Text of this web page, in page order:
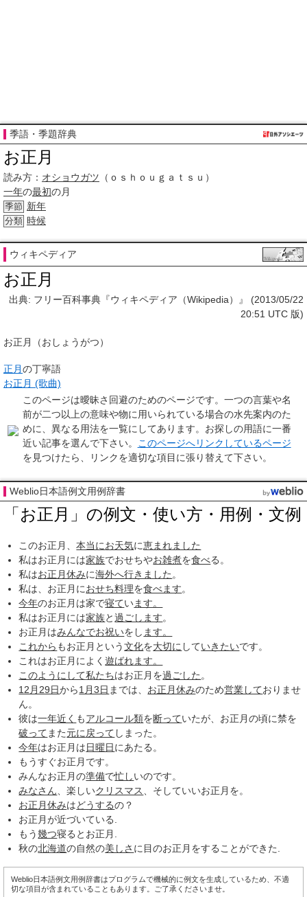
季語・季題辞典
お正月
読み方： オショウガツ （ｏｓｈｏｕｇａｔｓｕ）
一年の最初の月
季節 新年
分類 時候
ウィキペディア
お正月
出典: フリー百科事典『ウィキペディア（Wikipedia）』 (2013/05/22
20:51 UTC 版)
お正月 （おしょうがつ）
正月の丁寧語
お正月 (歌曲)
このページは曖昧さ回避のためのページです。一つの言葉や名
前が二つ以上の意味や物に用いられている場合の水先案内のた
めに、異なる用法を一覧にしてあります。お探しの用語に一番
近い記事を選んで下さい。 このページへリンクしているページ
を見つけたら、リンクを適切な項目に張り替えて下さい。
Weblio日本語例文用例辞書
「お正月」の例文・使い方・用例・文例
このお正月、本当にお天気に恵まれました
私はお正月には家族でおせちやお雑煮を食べる。
私はお正月休みに海外へ行きました。
私は、お正月におせち料理を食べます。
今年のお正月は家で寝ています。
私はお正月には家族と過ごします。
お正月はみんなでお祝いをし ます。
これから もお正月という文化を大切に していきたいです。
これはお正月によく遊ばれます。
このようにして私たちはお正月を過ごした。
12月29日から1月3日 までは、 お正月休みのため営業しておりませ
ん。
彼は一年近く もアルコール類を断っていたが、お正月の頃に禁を
破ってまた元に戻って しまった。
今年はお正月は日曜日にあたる。
もうすぐお正月です。
みんなお正月の準備で忙しいのです。
みなさん、楽しいクリスマス、そしていいお正月を。
お正月休みはどうするの？
お正月が近づいている.
もう幾つ寝るとお正月.
秋の北海道の自然の美しさ に目のお正月をすることができた.
Weblio日本語例文用例辞書はプログラムで機械的に例文を生成しているため、不適
切な項目が含まれていることもあります。ご了承くださいませ。